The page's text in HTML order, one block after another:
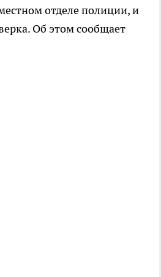
отделе полиции, и
Об этом сообщает